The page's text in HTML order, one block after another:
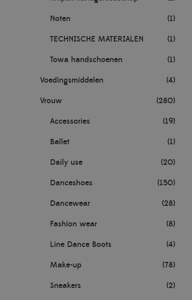
Noten (1)
TECHNISCHE MATERIALEN (1)
Towa handschoenen (1)
Voedingsmiddelen (4)
Vrouw (280)
Accessories (19)
Ballet (1)
Daily use (20)
Danceshoes (150)
Dancewear (28)
Fashion wear (8)
Line Dance Boots (4)
Make-up (78)
Sneakers (2)